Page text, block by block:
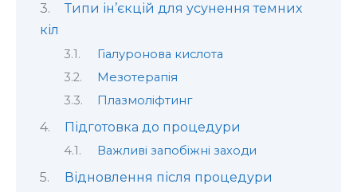
Типи ін’єкцій для усунення темних
кіл
Гіалуронова кислота
Мезотерапія
Плазмоліфтинг
Підготовка до процедури
Важливі запобіжні заходи
Відновлення після процедури